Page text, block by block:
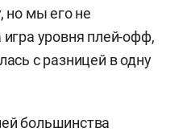
но мы его не
уровня плей-офф,
с разницей в одну
большинства